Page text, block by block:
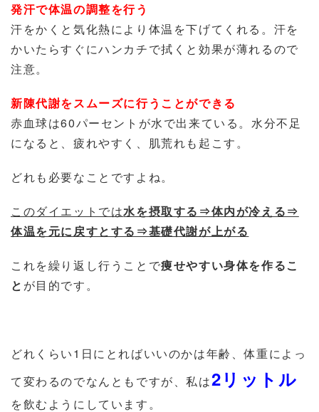
発汗で体温の調整を行う
汗をかくと気化熱により体温を下げてくれる。汗を
かいたらすぐにハンカチで拭くと効果が薄れるので
注意。
新陳代謝をスムーズに行うことができる
赤血球は60パーセントが水で出来ている。水分不足
になると、疲れやすく、肌荒れも起こす。
どれも必要なことですよね。
このダイエットでは水を摂取する⇒体内が冷える⇒
体温を元に戻すとする⇒基礎代謝が上がる
これを繰り返し行うことで痩せやすい身体を作るこ
と が目的です。
どれくらい1日にとればいいのかは年齢、体重によっ
て変わるのでなんともですが、私は2リットル
を飲むようにしています。